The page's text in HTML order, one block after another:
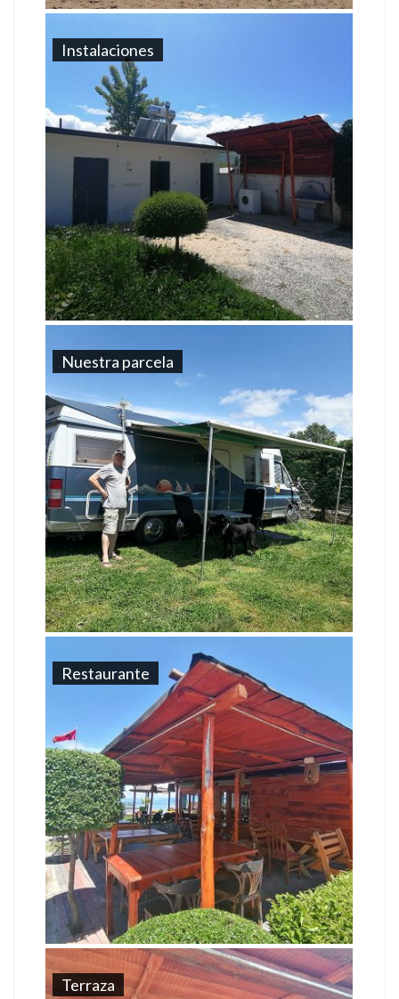
Instalaciones
Nuestra parcela
Restaurante
Terraza